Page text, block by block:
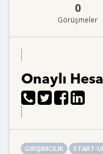
0
Görüşmeler
Onaylı
GIRIŞIMCILIK START-